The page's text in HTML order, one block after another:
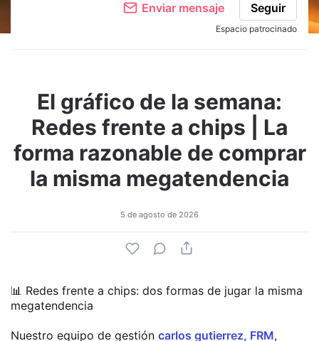
Enviar mensaje Seguir
Espacio patrocinado
El gráfico de la semana:
Redes frente a chips | La
forma razonable de comprar
la misma megatendencia
5 de agosto de 2026
📊 Redes frente a chips: dos formas de jugar la misma
megatendencia
Nuestro equipo de gestión carlos gutierrez, FRM,